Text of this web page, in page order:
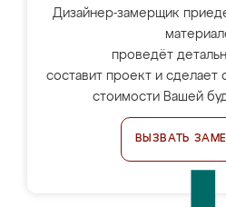
Дизайнер-замерщик
проведёт
составит проект и сделает
стоимости Вашей
ВЫЗВАТЬ